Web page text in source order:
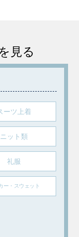
見る
ーツ上着
ニット類
礼服
ー・スウェット